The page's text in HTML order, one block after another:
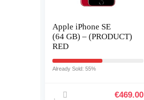
Apple iPhone SE
(64 GB) – (PRODUCT)
RED
Already Sold: 55%
€469.00